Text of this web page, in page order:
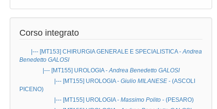
Corso integrato
|--- [MT153] CHIRURGIA GENERALE E SPECIALISTICA-Andrea
Benedetto GALOSI
|--- [MT155] UROLOGIA-Andrea Benedetto GALOSI
|--- [MT155] UROLOGIA- Giulio MILANESE - (ASCOLI
PICENO)
|--- [MT155] UROLOGIA- Massimo Polito - (PESARO)